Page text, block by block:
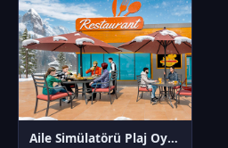
Aile Simülatörü Plaj Oyunları